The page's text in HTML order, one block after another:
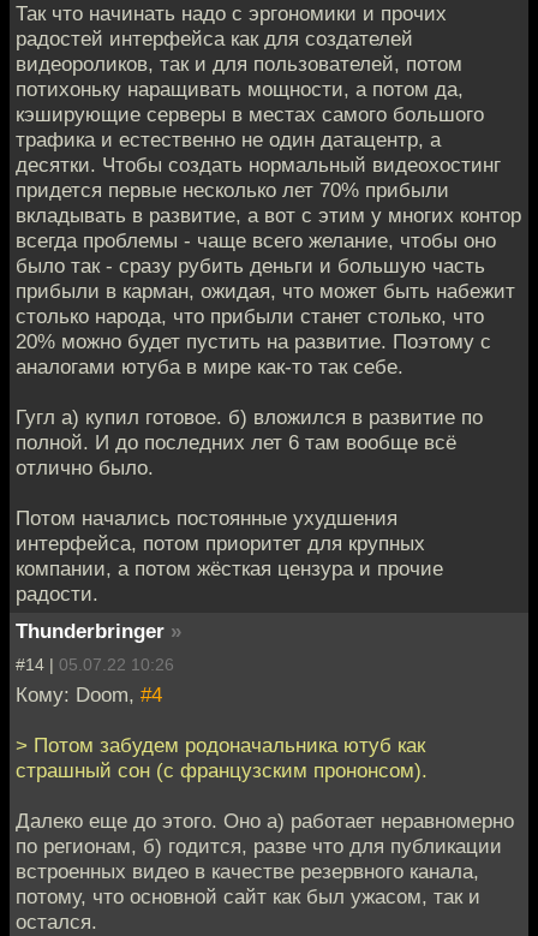
Так что начинать надо с эргономики и прочих
радостей интерфейса как для создателей
видеороликов, так и для пользователей, потом
потихоньку наращивать мощности, а потом да,
кэширующие серверы в местах самого большого
трафика и естественно не один датацентр, а
десятки. Чтобы создать нормальный видеохостинг
придется первые несколько лет 70% прибыли
вкладывать в развитие, а вот с этим у многих контор
всегда проблемы - чаще всего желание, чтобы оно
было так - сразу рубить деньги и большую часть
прибыли в карман, ожидая, что может быть набежит
столько народа, что прибыли станет столько, что
20% можно будет пустить на развитие. Поэтому с
аналогами ютуба в мире как-то так себе.
Гугл а) купил готовое. б) вложился в развитие по
полной. И до последних лет 6 там вообще всё
отлично было.
Потом начались постоянные ухудшения
интерфейса, потом приоритет для крупных
компании, а потом жёсткая цензура и прочие
радости.
Thunderbringer »
#14 | 05.07.22 10:26
Кому: Doom, #4
> Потом забудем родоначальника ютуб как
страшный сон (с французским прононсом).
Далеко еще до этого. Оно а) работает неравномерно
по регионам, б) годится, разве что для публикации
встроенных видео в качестве резервного канала,
потому, что основной сайт как был ужасом, так и
остался.